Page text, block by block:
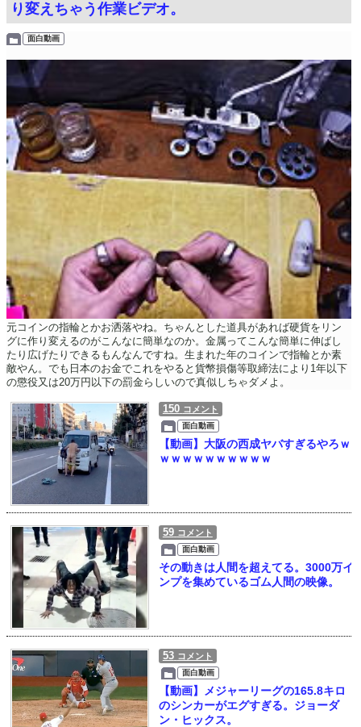
り変えちゃう作業ビデオ。
面白動画
元コインの指輪とかお洒落やね。ちゃんとした道具があれば硬貨をリン
グに作り変えるのがこんなに簡単なのか。金属ってこんな簡単に伸ばし
たり広げたりできるもんなんですね。生まれた年のコインで指輪とか素
敵やん。でも日本のお金でこれをやると貨幣損傷等取締法により1年以下
の懲役又は20万円以下の罰金らしいので真似しちゃダメよ。
150 コメント
面白動画
【動画】大阪の西成ヤバすぎるやろｗ
ｗｗｗｗｗｗｗｗｗｗ
59 コメント
面白動画
その動きは人間を超えてる。3000万イ
ンプを集めているゴム人間の映像。
53 コメント
面白動画
【動画】メジャーリーグの165.8キロ
のシンカーがエグすぎる。ジョーダ
ン・ヒックス。